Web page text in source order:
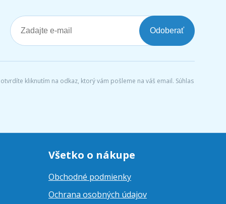
Odoberať
kliknutím na odkaz, ktorý vám pošleme na váš email. Súhlas
Všetko o nákupe
Obchodné podmienky
Ochrana osobných údajov